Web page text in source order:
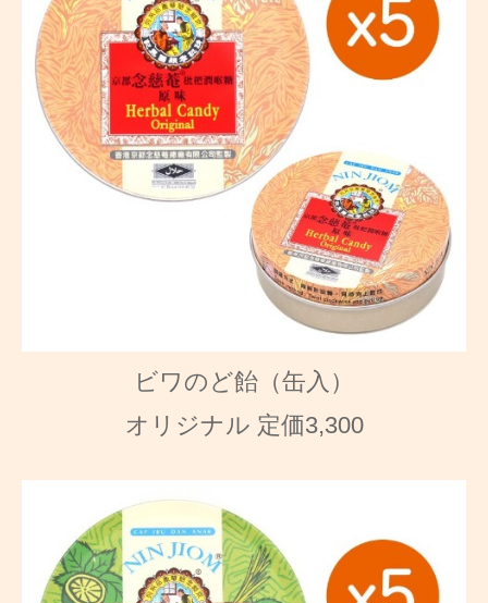
ビワのど飴（缶入）
オリジナル 定価3,300